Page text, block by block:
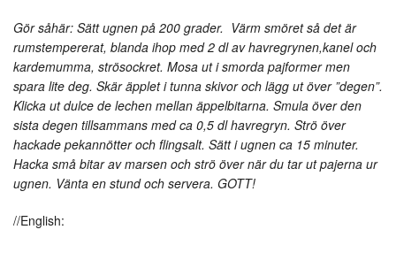
Gör såhär: Sätt ugnen på 200 grader. Värm smöret så det är
rumstempererat, blanda ihop med 2 dl av havregrynen,kanel och
kardemumma, strösockret. Mosa ut i smorda pajformer men
spara lite deg. Skär äpplet i tunna skivor och lägg ut över ”degen”.
Klicka ut dulce de lechen mellan äppelbitarna. Smula över den
sista degen tillsammans med ca 0,5 dl havregryn. Strö över
hackade pekannötter och flingsalt. Sätt i ugnen ca 15 minuter.
Hacka små bitar av marsen och strö över när du tar ut pajerna ur
ugnen. Vänta en stund och servera. GOTT!
//English: